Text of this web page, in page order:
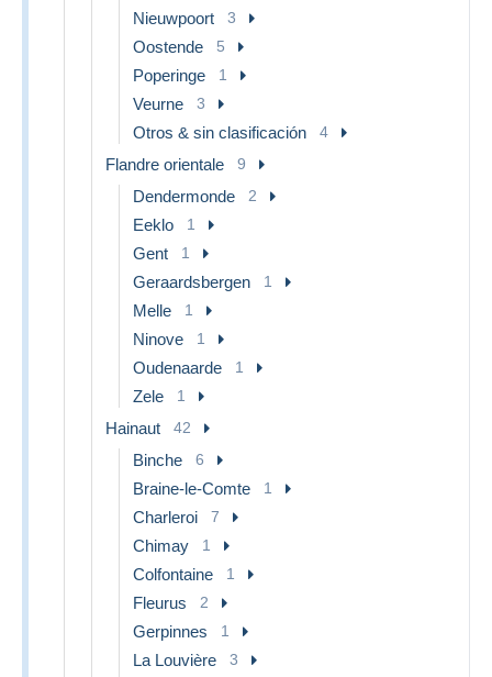
Nieuwpoort 3
Oostende 5
Poperinge 1
Veurne 3
Otros & sin clasificación 4
Flandre orientale 9
Dendermonde 2
Eeklo 1
Gent 1
Geraardsbergen 1
Melle 1
Ninove 1
Oudenaarde 1
Zele 1
Hainaut 42
Binche 6
Braine-le-Comte 1
Charleroi 7
Chimay 1
Colfontaine 1
Fleurus 2
Gerpinnes 1
La Louvière 3